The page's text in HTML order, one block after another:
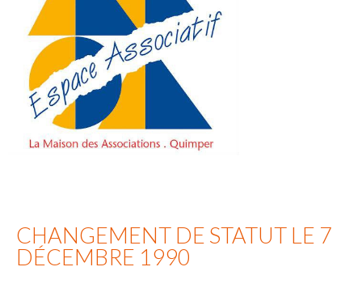
CHANGEMENT DE STATUT LE 7
DÉCEMBRE 1990